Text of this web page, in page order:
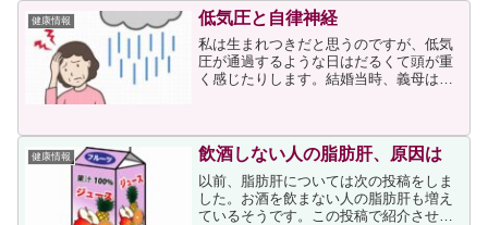
しゃると思いますが、ワクチンを接種し
ていても感染は防げません...
健康情報 低気圧と自律神経
私は生まれつきだと思うのですが、低気
圧が通過するような日はだるくて頭が重
く感じたりします。結婚当時、義母は体
始めたりしたので、私は嫁として手伝わ
ねばならず、だるい体に鞭...
健康情報 飲酒しない人の脂肪肝、原因は
以前、脂肪肝については次の投稿をしま
した。お酒を飲まない人の脂肪肝も増え
ているそうです。この投稿で紹介させて